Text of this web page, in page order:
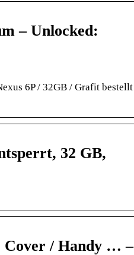
– Unlocked:
6P / 32GB / Grafit bestellt
32 GB,
Cover / Handy … –